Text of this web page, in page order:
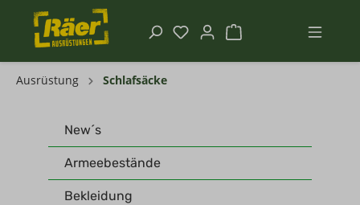
Ausrüstung Schlafsäcke
New´s
Armeebestände
Bekleidung